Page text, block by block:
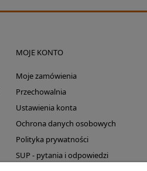
MOJE KONTO
Moje zamówienia
Przechowalnia
Ustawienia konta
Ochrona danych osobowych
Polityka prywatności
SUP - pytania i odpowiedzi